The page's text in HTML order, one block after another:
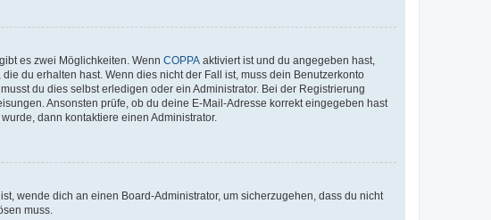
es zwei Möglichkeiten. Wenn COPPA aktiviert ist und du angegeben hast,
du erhalten hast. Wenn dies nicht der Fall ist, muss dein Benutzerkonto
du dies selbst erledigen oder ein Administrator. Bei der Registrierung
Ansonsten prüfe, ob du deine E-Mail-Adresse korrekt eingegeben hast
dann kontaktiere einen Administrator.
wende dich an einen Board-Administrator, um sicherzugehen, dass du nicht
muss.